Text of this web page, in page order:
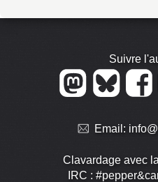
Suivre
Email:
Clavardage avec
IRC :